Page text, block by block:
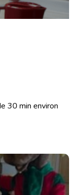
30 min environ